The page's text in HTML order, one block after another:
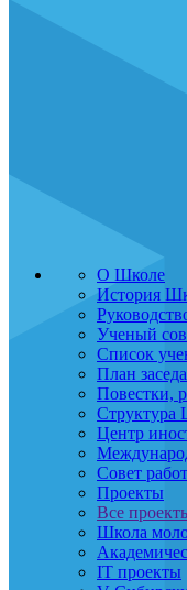
О Школе
История
Ученый
Список
План
Повестки,
Структура
Центр
Совет
Проекты
Все
Школа
IT проекты